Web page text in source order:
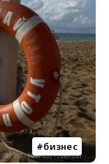
бизнес